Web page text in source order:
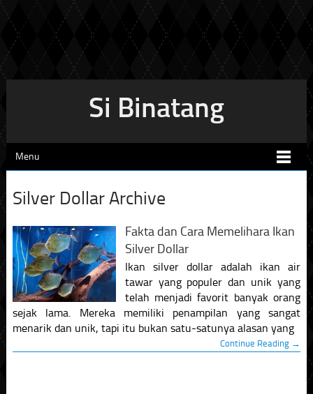
Si Binatang
Menu
Silver Dollar Archive
Fakta dan Cara Memelihara Ikan
Silver Dollar
Ikan silver dollar adalah ikan air
tawar yang populer dan unik yang
telah menjadi favorit banyak orang
sejak lama. Mereka memiliki penampilan yang sangat
menarik dan unik, tapi itu bukan satu-satunya alasan yang
Continue Reading →